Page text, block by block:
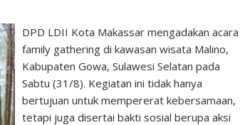
DPD LDII Kota Makassar mengadakan acara
family gathering di kawasan wisata Malino,
Kabupaten Gowa, Sulawesi Selatan pada
Sabtu (31/8). Kegiatan ini tidak hanya
bertujuan untuk mempererat kebersamaan,
tetapi juga disertai bakti sosial berupa aksi